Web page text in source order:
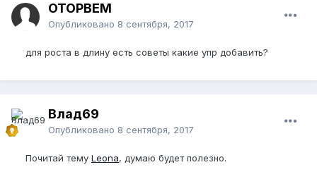
OTOPBEM
Опубликовано 8 сентября, 2017
для роста в длину есть советы какие упр добавить?
Влад69
Опубликовано 8 сентября, 2017
Почитай тему Leona, думаю будет полезно.